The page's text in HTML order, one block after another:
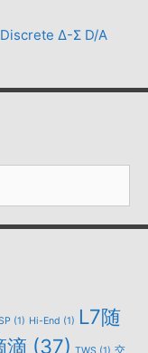
Δ-Σ D/A
(1) Hi-End (1) L7随
滴 (37) 交